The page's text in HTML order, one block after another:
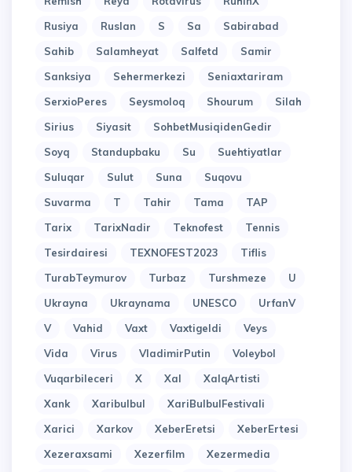
Rusiya
Ruslan S Sa
Sabirabad
Sahib
Salamheyat Salfetd
Samir
Sanksiya
Sehermerkezi
Seniaxtariram
SerxioPeres
Seysmoloq Shourum
Silah
Sirius
Siyasit
SohbetMusiqidenGedir
Soyq
Standupbaku Su
Suehtiyatlar
Suluqar
Sulut Suna
Suqovu
Suvarma
T Tahir Tama
TAP
Tarix
TarixNadir Teknofest
Tennis
Tesirdairesi
TEXNOFEST2023
Tiflis
TurabTeymurov
Turbaz Turshmeze
U
Ukrayna
Ukraynama UNESCO
UrfanV
V
Vahid Vaxt Vaxtigeldi
Veys
Vida
Virus VladimirPutin
Voleybol
Vuqarbileceri
X Xal
XalqArtisti
Xank
Xaribulbul
XariBulbulFestivali
Xarici
Xarkov XeberEretsi
XeberErtesi
Xezeraxsami
Xezerfilm
Xezermedia